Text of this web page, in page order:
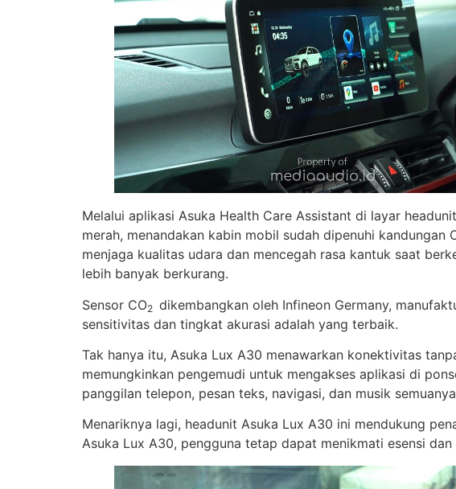
Melalui aplikasi Asuka Health Care Assistant di layar
merah, menandakan kabin mobil sudah dipenuhi kandungan
menjaga kualitas udara dan mencegah rasa kantuk saat
lebih banyak berkurang.
Sensor CO2 dikembangkan oleh Infineon Germany,
sensitivitas dan tingkat akurasi adalah yang terbaik.
Tak hanya itu, Asuka Lux A30 menawarkan konektivitas
memungkinkan pengemudi untuk mengakses aplikasi di
panggilan telepon, pesan teks, navigasi, dan musik
Menariknya lagi, headunit Asuka Lux A30 ini mendukung
Asuka Lux A30, pengguna tetap dapat menikmati esensi